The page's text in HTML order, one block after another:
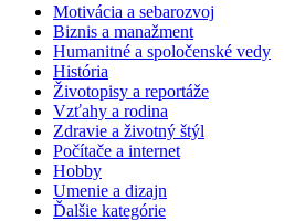
Motivácia a sebarozvoj
Biznis a manažment
Humanitné a spoločenské vedy
História
Životopisy a reportáže
Vzťahy a rodina
Zdravie a životný štýl
Počítače a internet
Hobby
Umenie a dizajn
Ďalšie kategórie